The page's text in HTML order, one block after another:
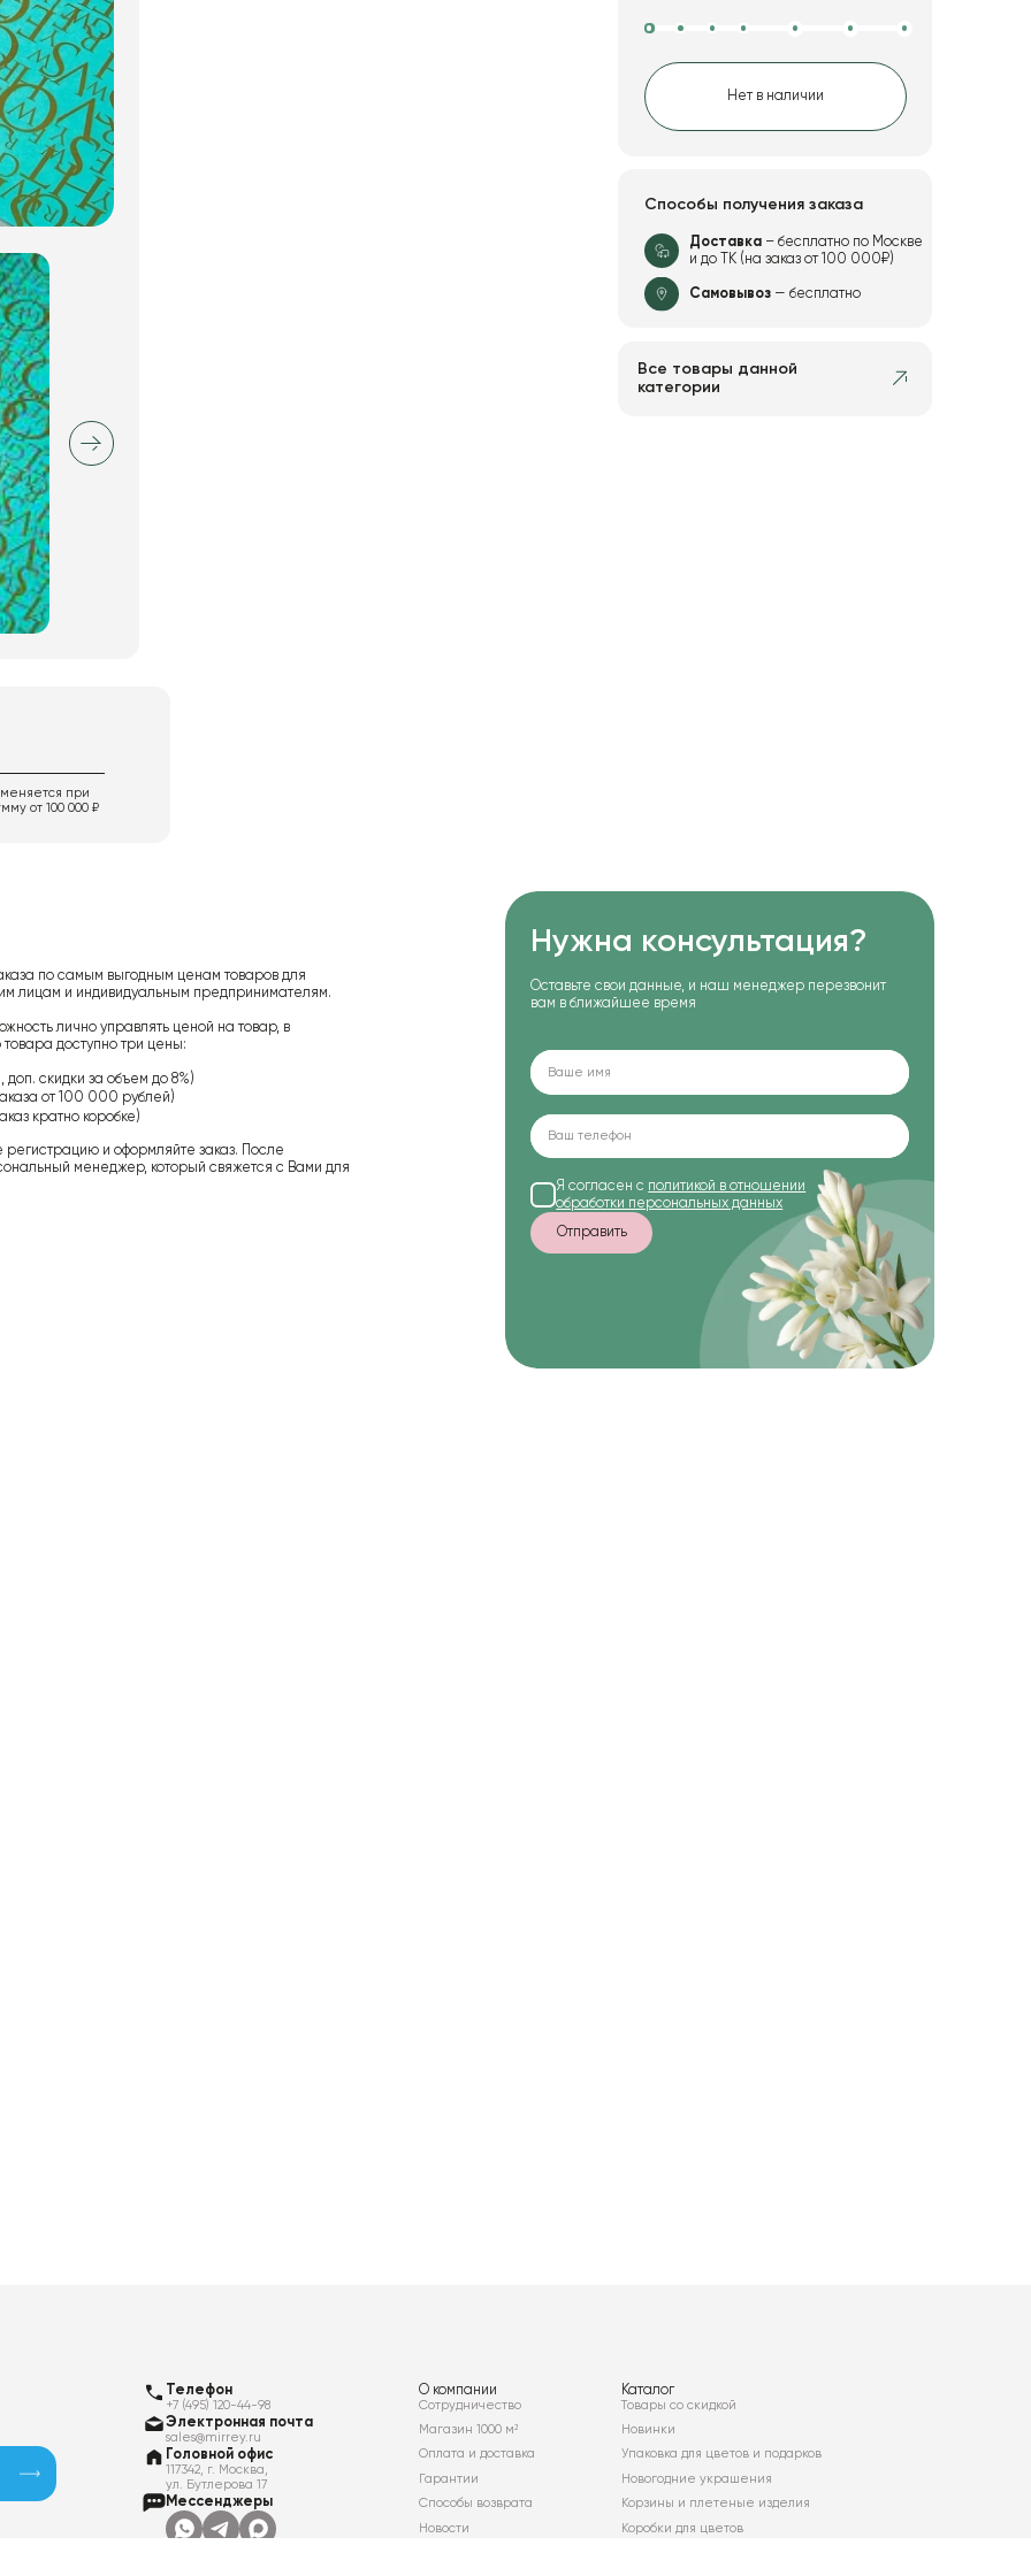
при
от 100 000 ₽
Нет в наличии
Способы получения заказа
Доставка– бесплатно по Москве
и до ТК (на заказ от 100 000₽)
Самовывоз— бесплатно
Все товары данной
категории
по самым выгодным ценам товаров для
лицам и индивидуальным предпринимателям.
лично управлять ценой на товар, в
доступно три цены:
скидки за объем до 8%)
от 100 000 рублей)
кратно коробке)
регистрацию и оформляйте заказ. После
менеджер, который свяжется с Вами для
Нужна консультация?
Оставьте свои данные, и наш менеджер перезвонит
вам в ближайшее время
Я согласен с политикой в отношении
обработки персональных данных
Отправить
Телефон
+7 (495) 120-44-98
Электронная почта
sales@mirrey.ru
Головной офис
117342, г. Москва,
ул. Бутлерова 17
Мессенджеры
О компании
Сотрудничество
Магазин 1000 м²
Оплата и доставка
Гарантии
Способы возврата
Новости
Каталог
Товары со скидкой
Новинки
Упаковка для цветов и подарков
Новогодние украшения
Корзины и плетеные изделия
Коробки для цветов